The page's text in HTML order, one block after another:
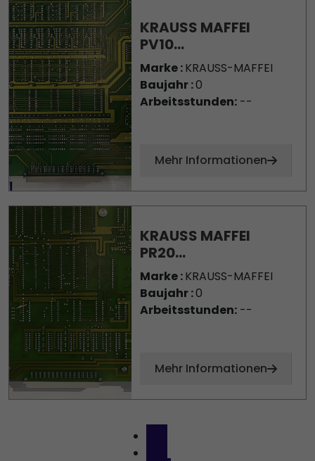
KRAUSS MAFFEI
PV10...
Marke :KRAUSS-MAFFEI
Baujahr :0
Arbeitsstunden:--
Mehr Informationen
KRAUSS MAFFEI
PR20...
Marke :KRAUSS-MAFFEI
Baujahr :0
Arbeitsstunden:--
Mehr Informationen